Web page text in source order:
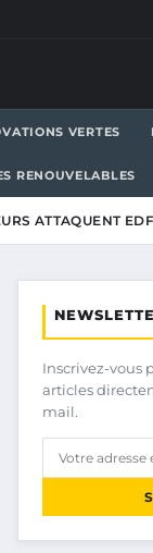
VERTES
RENOUVELABLES
ATTAQUENT
Inscrivez-vous
articles
mail.